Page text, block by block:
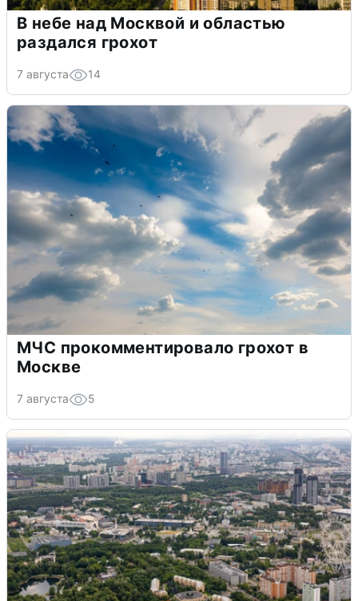
В небе над Москвой и областью
раздался грохот
7 августа 14
МЧС прокомментировало грохот в
Москве
7 августа 5